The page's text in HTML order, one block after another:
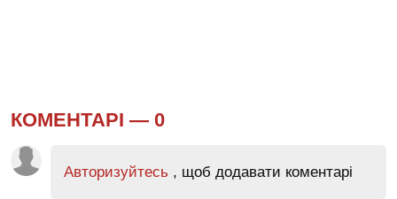
КОМЕНТАРІ — 0
Авторизуйтесь , щоб додавати коментарі